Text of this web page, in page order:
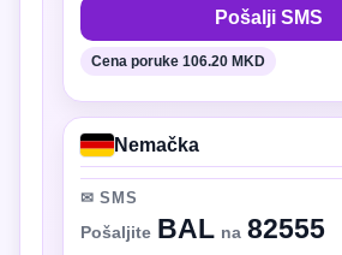
Pošalji SMS
Cena poruke 106.20 MKD
Nemačka
✉ SMS
Pošaljite BAL na 82555